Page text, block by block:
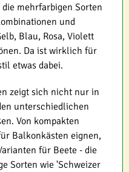
mehrfarbigen Sorten
und
Blau, Rosa, Violett
Da ist wirklich für
etwas dabei.
zeigt sich nicht nur in
unterschiedlichen
Von kompakten
Balkonkästen eignen,
für Beete - die
Sorten wie 'Schweizer